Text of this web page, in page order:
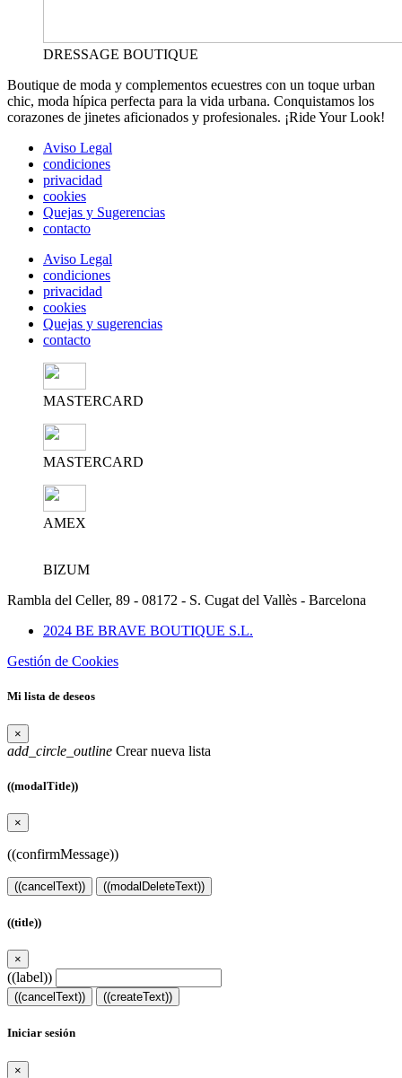
DRESSAGE BOUTIQUE
Boutique de moda y complementos ecuestres con un toque urban
chic, moda hípica perfecta para la vida urbana. Conquistamos los
corazones de jinetes aficionados y profesionales. ¡Ride Your Look!
Aviso Legal
condiciones
privacidad
cookies
Quejas y Sugerencias
contacto
Aviso Legal
condiciones
privacidad
cookies
Quejas y sugerencias
contacto
MASTERCARD
MASTERCARD
AMEX
BIZUM
Rambla del Celler, 89 - 08172 - S. Cugat del Vallès - Barcelona
2024 BE BRAVE BOUTIQUE S.L.
Gestión de Cookies
Mi lista de deseos
×
add_circle_outline Crear nueva lista
((modalTitle))
×
((confirmMessage))
((cancelText)) ((modalDeleteText))
((title))
×
((label))
((cancelText)) ((createText))
Iniciar sesión
×